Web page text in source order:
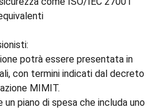
potrà essere presentata in
con termini indicati dal decreto
MIMIT.
un piano di spesa che includa uno